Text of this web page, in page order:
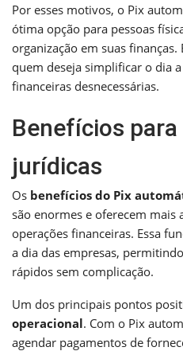
Por esses motivos, o Pix
ótima opção para pessoas
organização em suas finanças.
quem deseja simplificar o dia
financeiras desnecessárias.
Benefícios para
jurídicas
Os benefícios do Pix
são enormes e oferecem mais
operações financeiras. Essa
a dia das empresas,
rápidos sem complicação.
Um dos principais pontos
operacional. Com o Pix
agendar pagamentos de